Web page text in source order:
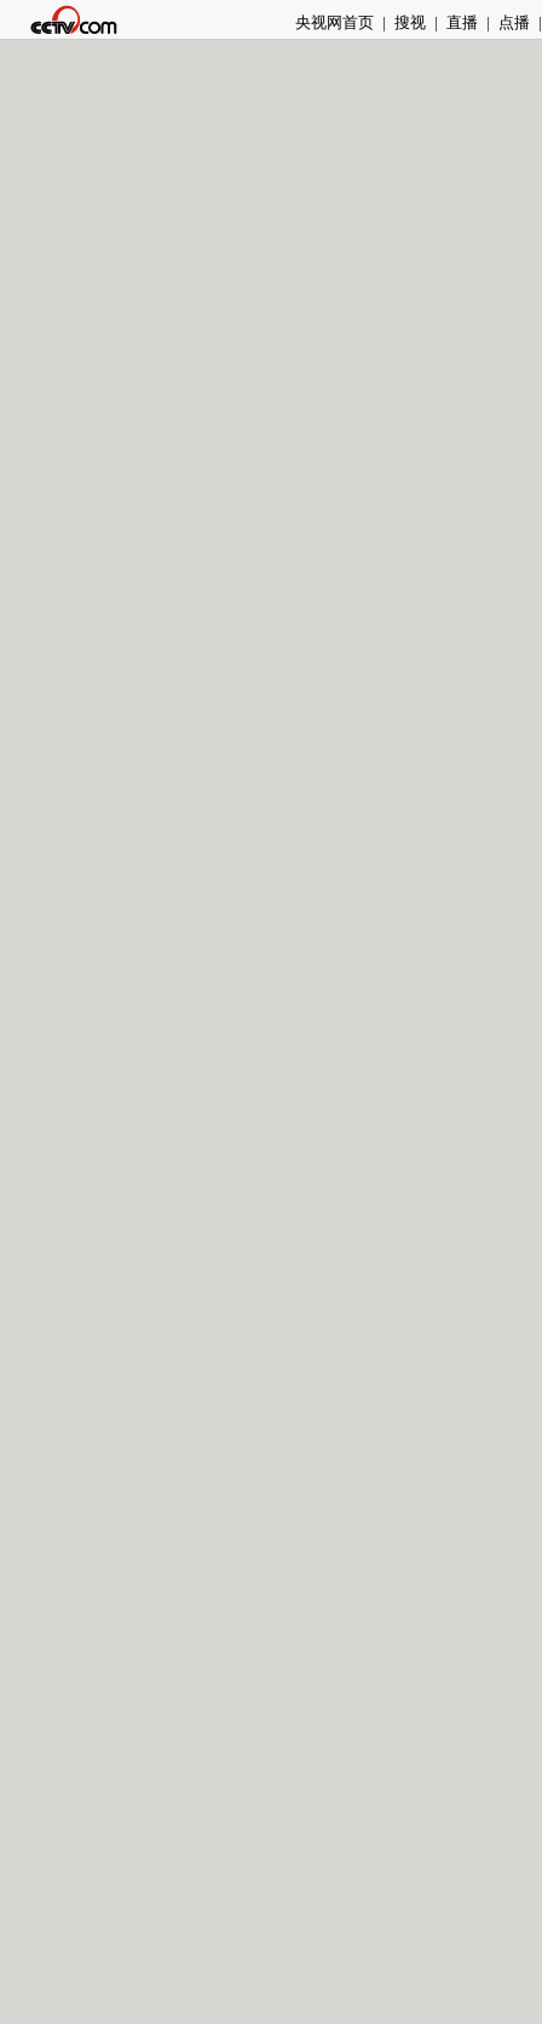
央视网首页 | 搜视 | 直播 | 点播 |